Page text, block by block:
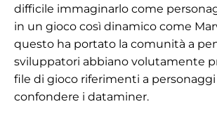
difficile immaginarlo come
in un gioco così dinamico come
questo ha portato la comunità a
sviluppatori abbiano volutamente
file di gioco riferimenti a
confondere i dataminer.